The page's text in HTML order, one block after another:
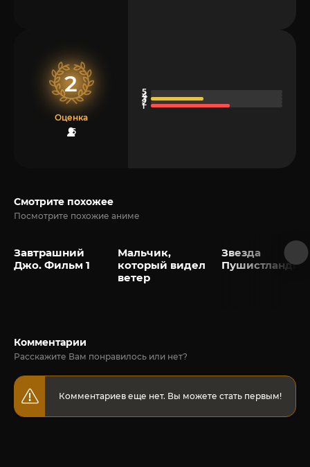
2
Оценка
5
Смотрите похожее
Посмотрите похожие аниме
Завтрашний
Джо. Фильм 1
Мальчик,
который видел
ветер
Звезда
Пушистландии
Комментарии
Расскажите Вам понравилось или нет?
Комментариев еще нет. Вы можете стать первым!